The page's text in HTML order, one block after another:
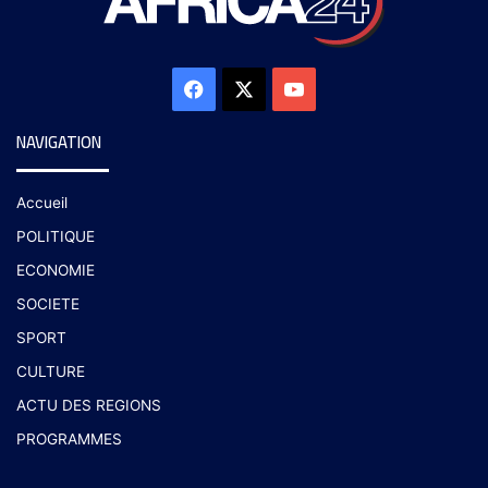
NAVIGATION
Accueil
POLITIQUE
ECONOMIE
SOCIETE
SPORT
CULTURE
ACTU DES REGIONS
PROGRAMMES